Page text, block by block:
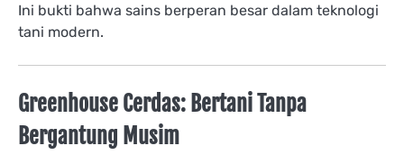
Ini bukti bahwa sains berperan besar dalam teknologi
tani modern.
Greenhouse Cerdas: Bertani Tanpa
Bergantung Musim